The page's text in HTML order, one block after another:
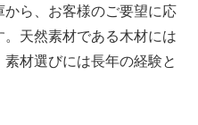
ら、お客様のご要望に応
天然素材である木材には
材選びには長年の経験と